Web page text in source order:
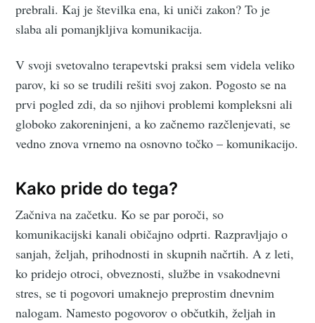
prebrali. Kaj je številka ena, ki uniči zakon? To je
slaba ali pomanjkljiva komunikacija.
V svoji svetovalno terapevtski praksi sem videla veliko
parov, ki so se trudili rešiti svoj zakon. Pogosto se na
prvi pogled zdi, da so njihovi problemi kompleksni ali
globoko zakoreninjeni, a ko začnemo razčlenjevati, se
vedno znova vrnemo na osnovno točko – komunikacijo.
Kako pride do tega?
Začniva na začetku. Ko se par poroči, so
komunikacijski kanali običajno odprti. Razpravljajo o
sanjah, željah, prihodnosti in skupnih načrtih. A z leti,
ko pridejo otroci, obveznosti, službe in vsakodnevni
stres, se ti pogovori umaknejo preprostim dnevnim
nalogam. Namesto pogovorov o občutkih, željah in